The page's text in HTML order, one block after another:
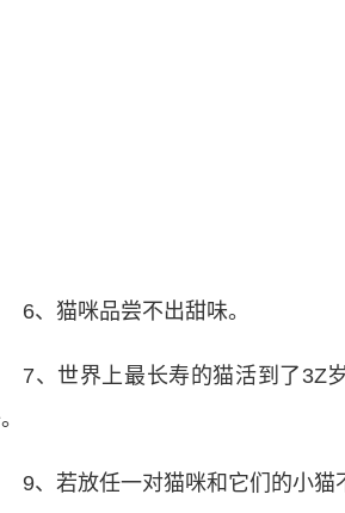
6、猫咪品尝不出甜味。
7、世界上最长寿的猫活到了3Z
9、若放任一对猫咪和它们的小